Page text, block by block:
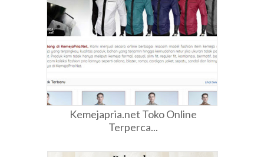
Kemejapria.net Toko Online
Terperca...